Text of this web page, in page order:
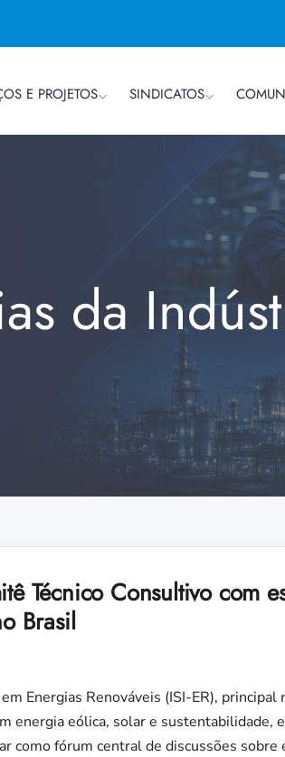
E PROJETOS SINDICATOS
da
Técnico Consultivo com
Brasil
Energias Renováveis (ISI-ER),
energia eólica, solar e sustentabilidade,
como fórum central de discussões